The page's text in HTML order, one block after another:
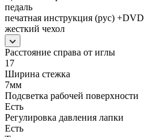
педаль
печатная инструкция (рус) +DVD
жесткий чехол
Расстояние справа от иглы
17
Ширина стежка
7мм
Подсветка рабочей поверхности
Есть
Регулировка давления лапки
Есть